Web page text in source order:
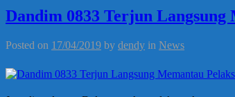
Dandim 0833 Terjun Langsung
Posted on 17/04/2019 by dendy in News